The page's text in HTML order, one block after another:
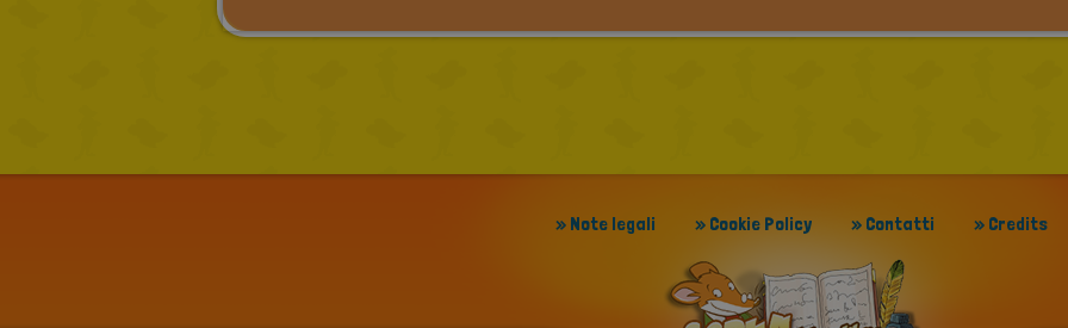
» Note legali » Cookie Policy » Contatti » Credits